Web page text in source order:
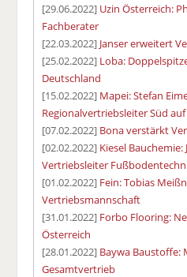
[29.06.2022] Uzin Österreich:
Fachberater
[22.03.2022] Janser erweitert
[25.02.2022] Loba:
Deutschland
[15.02.2022] Mapei: Stefan
Regionalvertriebsleiter Süd auf
[07.02.2022] Bona verstärkt
[02.02.2022] Kiesel
Vertriebsleiter
[01.02.2022] Fein: Tobias
Vertriebsmannschaft
[31.01.2022] Forbo Flooring:
Österreich
[28.01.2022] Baywa Baustoffe:
Gesamtvertrieb